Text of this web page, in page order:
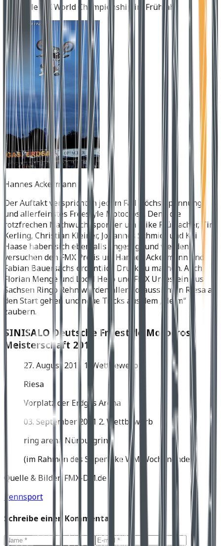
Freestyle MX World Championship im Frühjahr.
Hannes Ackermann
Der Auftakt verspricht in jedem Fall Höchstspannung
und allerfeinstes Freestyle Motocross. Denn die
rotzfrechen Nachwuchssportler um Mike Plümacher, Tim
Kerling, Christian Kleiner, Johannes Schmidt und Kai
Haase haben sich ebenfalls angesagt und werden
versuchen den FMX Profis um Hannes Ackermann und
Fabian Bauersachs ordentlich Druck zu machen. Auch
Florian Menge und Local Hero und FMX Urgestein aus
Sachsen Ringo Rehn werden aller Voraussicht in Riesa an
den Start gehen und neue Tricks aus dem „Helm“
zaubern.
SINISALO Deutsche Freestyle Motocross
Meisterschaft 2011
27. August 2011 1. Wettbewerb
Riesa
Vorplatz der Erdgas Arena
03. September 2011 2. Wettbewerb
ring arena Nürburgring
(im Rahmen des Superbike WM Wochenendes)
Quelle & Bilder: FMX-DM.de
Rennsport
Schreibe einen Kommentar